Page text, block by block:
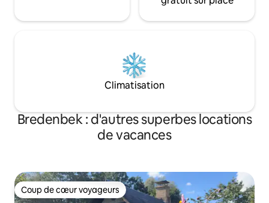
Climatisation
Bredenbek : d'autres superbes locations
de vacances
Coup de cœur voyageurs
Coup de cœur voyageurs